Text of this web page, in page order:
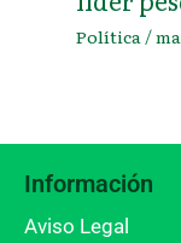
Política /
Información
Aviso Legal